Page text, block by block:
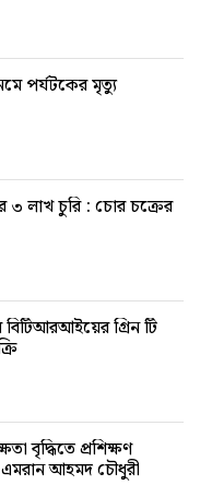
পর্যটকের মৃত্যু
: চোর চক্রের
বিটিআরআইয়ের গ্রিন টি
বৃদ্ধিতে প্রশিক্ষণ
এমরান আহমদ চৌধুরী